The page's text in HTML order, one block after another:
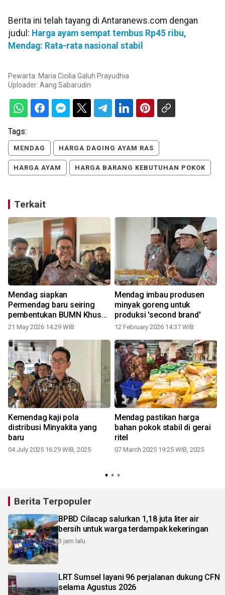
Berita ini telah tayang di Antaranews.com dengan
judul: Harga ayam sempat tembus Rp45 ribu,
Mendag: Rata-rata nasional stabil
Pewarta: Maria Cicilia Galuh Prayudhia
Uploader: Aang Sabarudin
Tags:
MENDAG HARGA DAGING AYAM RAS
HARGA AYAM HARGA BARANG KEBUTUHAN POKOK
Terkait
Mendag siapkan
Permendag baru seiring
pembentukan BUMN Khusus
Ekspor
21 May 2026 14:29 WIB
Mendag imbau produsen
minyak goreng untuk
produksi 'second brand'
12 February 2026 14:37 WIB
Kemendag kaji pola
distribusi Minyakita yang
baru
04 July 2025 16:29 WIB, 2025
Mendag pastikan harga
bahan pokok stabil di gerai
ritel
07 March 2025 19:25 WIB, 2025
Berita Terpopuler
BPBD Cilacap salurkan 1,18 juta liter air
bersih untuk warga terdampak kekeringan
3 jam lalu
LRT Sumsel layani 96 perjalanan dukung CFN
selama Agustus 2026